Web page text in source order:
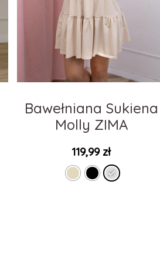
Bawełniana Sukiena
Molly ZIMA
119,99zł